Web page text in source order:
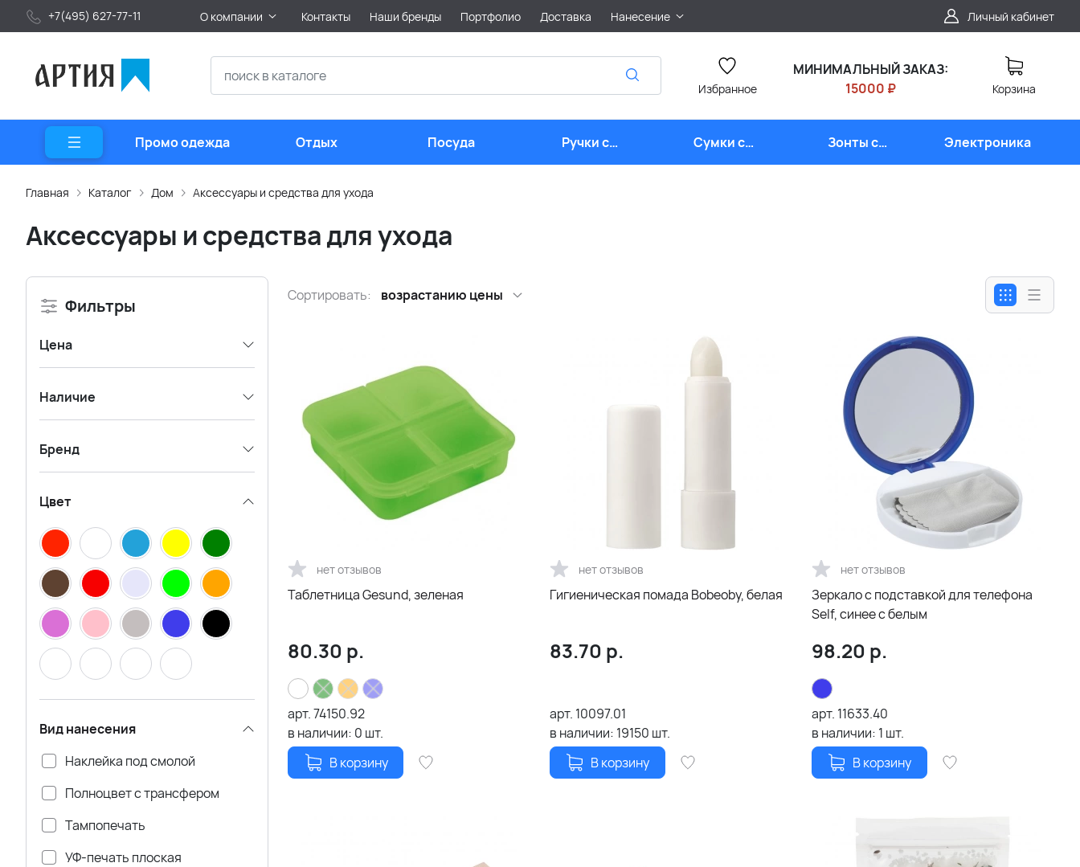
+7(495) 627-77-11 О компании Контакты Наши бренды Портфолио Доставка Нанесение Личный кабинет
Избранное
МИНИМАЛЬНЫЙ ЗАКАЗ:
15000 ₽
Корзина
Промо одежда Отдых Посуда
Ручки с
логотипом
Сумки с
логотипом
Зонты с
логотипом
Электроника
Главная Каталог Дом Аксессуары и средства для ухода
Аксессуары и средства для ухода
Фильтры
Цена
Наличие
Бренд
Цвет
Вид нанесения
Наклейка под смолой
Полноцвет с трансфером
Тампопечать
УФ-печать плоская
Сортировать: возрастанию цены
нет отзывов
Таблетница Gesund, зеленая
80.30 р.
арт.74150.92
в наличии: 0 шт.
В корзину
нет отзывов
Гигиеническая помада Bobeoby, белая
83.70 р.
арт. 10097.01
в наличии: 19150 шт.
В корзину
нет отзывов
Зеркало с подставкой для телефона
Self, синее с белым
98.20 р.
арт. 11633.40
в наличии: 1 шт.
В корзину